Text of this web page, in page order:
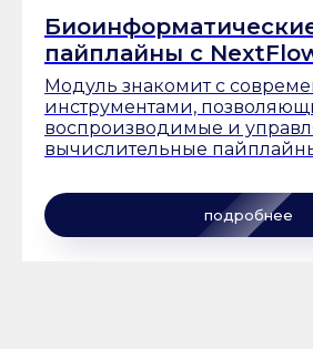
пайплайны с
Модуль знакомит с
инструментами,
воспроизводимые и
вычислительные
подробнее